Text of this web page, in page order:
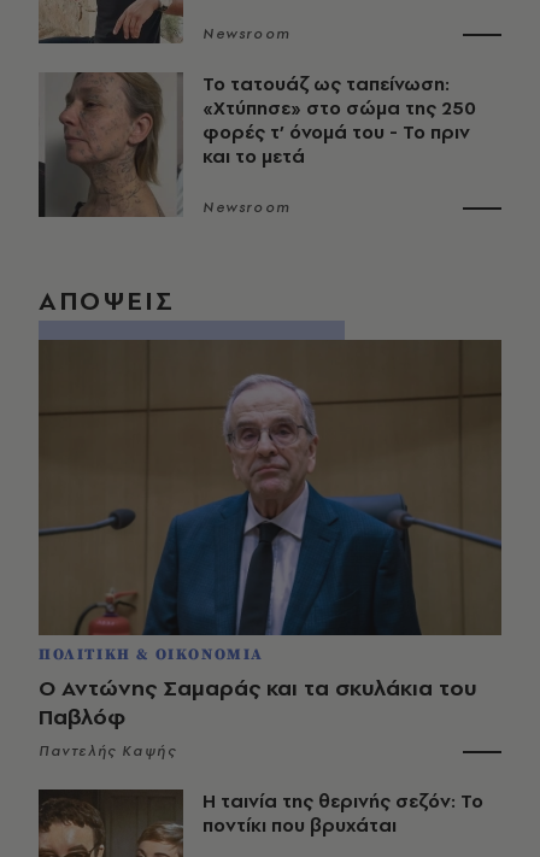
Newsroom
Το τατουάζ ως ταπείνωση:
«Χτύπησε» στο σώμα της 250
φορές τ’ όνομά του - Το πριν
και το μετά
Newsroom
ΑΠΟΨΕΙΣ
ΠΟΛΙΤΙΚΗ & ΟΙΚΟΝΟΜΙΑ
Ο Αντώνης Σαμαράς και τα σκυλάκια του
Παβλόφ
Παντελής Καψής
Η ταινία της θερινής σεζόν: Το
ποντίκι που βρυχάται